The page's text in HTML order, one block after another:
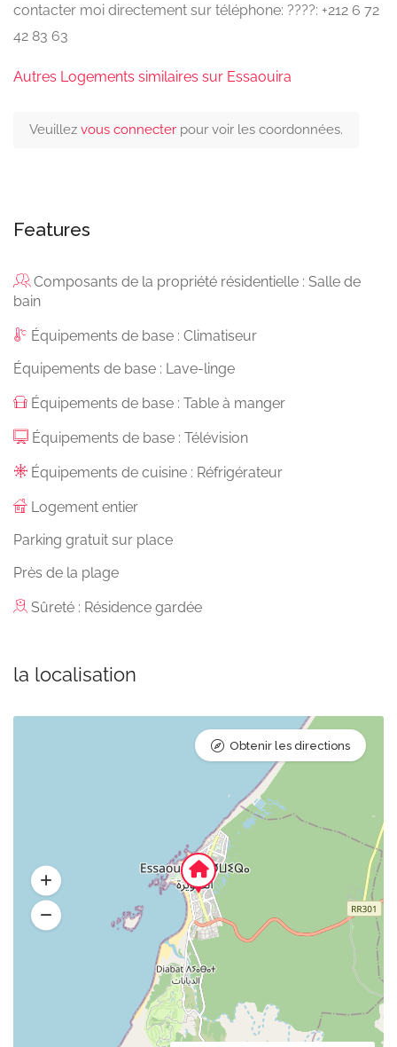
contacter moi directement sur téléphone: ????: +212 6 72
42 83 63
Autres Logements similaires sur Essaouira
Veuillez vous connecter pour voir les coordonnées.
Features
Composants de la propriété résidentielle : Salle de
bain
Équipements de base : Climatiseur
Équipements de base : Lave-linge
Équipements de base : Table à manger
Équipements de base : Télévision
Équipements de cuisine : Réfrigérateur
Logement entier
Parking gratuit sur place
Près de la plage
Sûreté : Résidence gardée
la localisation
Obtenir les directions